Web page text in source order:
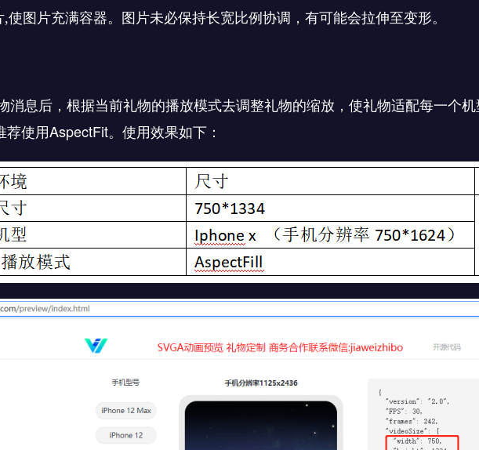
,使图片充满容器。图片未必保持长宽比例协调，有可能会拉伸至变形。
消息后，根据当前礼物的播放模式去调整礼物的缩放，使礼物适配每一个
荐使用AspectFit。使用效果如下：